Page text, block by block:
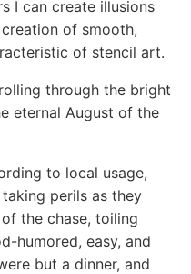
I can create illusions
of smooth,
of stencil art.
through the bright
eternal August of the
to local usage,
perils as they
the chase, toiling
humored, easy, and
but a dinner, and